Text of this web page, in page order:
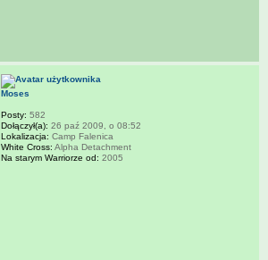
Moses
Posty: 582
Dołączył(a): 26 paź 2009, o 08:52
Lokalizacja: Camp Falenica
White Cross: Alpha Detachment
Na starym Warriorze od: 2005